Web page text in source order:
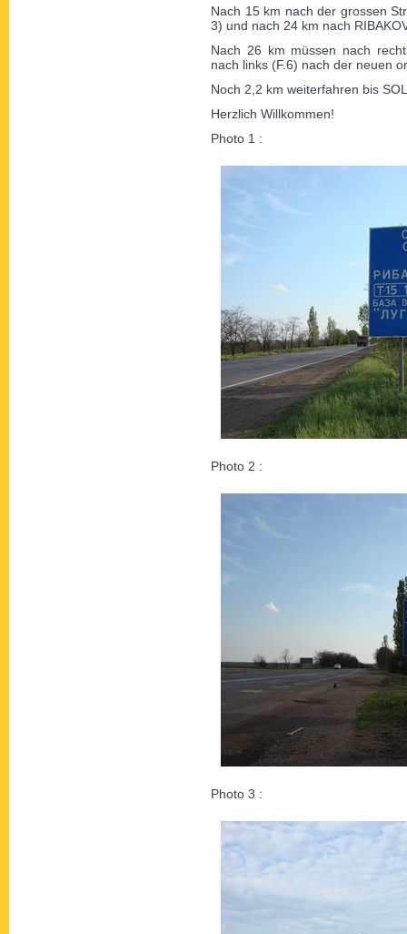
Nach 15 km nach der grossen
3) und nach 24 km nach
Nach 26 km müssen nach
nach links (F.6) nach der neuen
Noch 2,2 km weiterfahren bis
Herzlich Willkommen!
Photo 1 :
Photo 2 :
Photo 3 :